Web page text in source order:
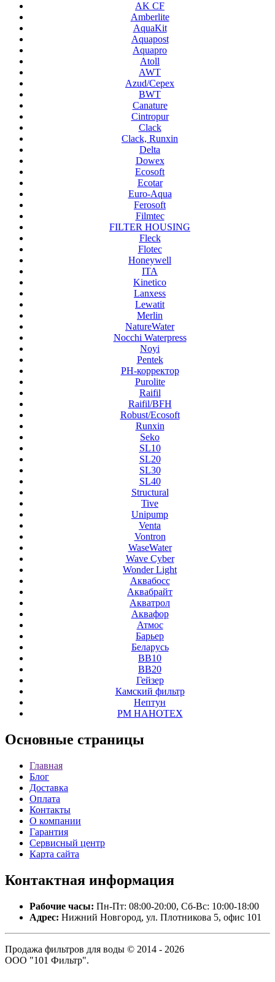
AK CF
Amberlite
AquaKit
Aquapost
Aquapro
Atoll
AWT
Azud/Cepex
BWT
Canature
Cintropur
Clack
Clack, Runxin
Delta
Dowex
Ecosoft
Ecotar
Euro-Aqua
Ferosoft
Filmtec
FILTER HOUSING
Fleck
Flotec
Honeywell
ITA
Kinetico
Lanxess
Lewatit
Merlin
NatureWater
Nocchi Waterpress
Noyi
Pentek
PH-корректор
Purolite
Raifil
Raifil/BFH
Robust/Ecosoft
Runxin
Seko
SL10
SL20
SL30
SL40
Structural
Tive
Unipump
Venta
Vontron
WaseWater
Wave Cyber
Wonder Light
Аквабосс
Аквабрайт
Акватрол
Аквафор
Атмос
Барьер
Беларусь
ВВ10
ВВ20
Гейзер
Камский фильтр
Нептун
РМ НАНОТЕХ
Основные страницы
Главная
Блог
Доставка
Оплата
Контакты
О компании
Гарантия
Сервисный центр
Карта сайта
Контактная информация
Рабочие часы: Пн-Пт: 08:00-20:00, Сб-Вс: 10:00-18:00
Адрес: Нижний Новгород, ул. Плотникова 5, офис 101
Продажа фильтров для воды © 2014 - 2026
ООО "101 Фильтр".